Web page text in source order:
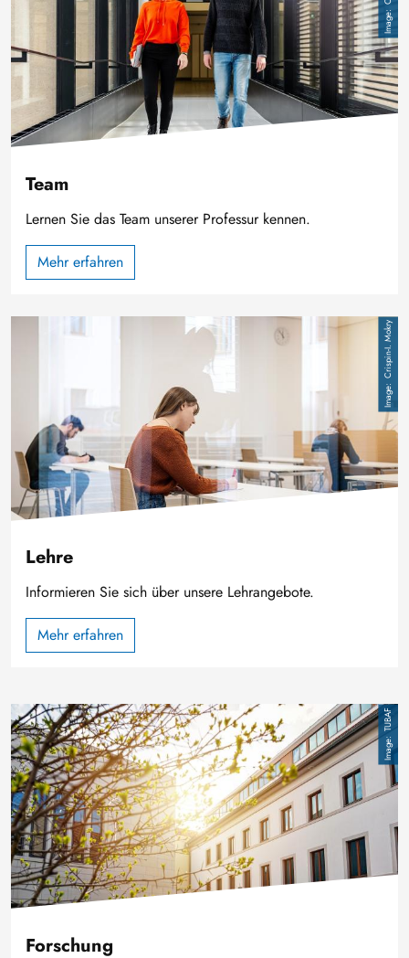
Team
Lernen Sie das Team unserer Professur kennen.
Mehr erfahren
Crispin-I. Mokry
Lehre
Informieren Sie sich über unsere Lehrangebote.
Mehr erfahren
Image TUBAF
Forschung